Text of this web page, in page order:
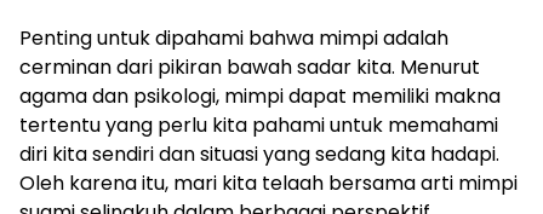
Penting untuk dipahami bahwa mimpi adalah
cerminan dari pikiran bawah sadar kita. Menurut
agama dan psikologi, mimpi dapat memiliki makna
tertentu yang perlu kita pahami untuk memahami
diri kita sendiri dan situasi yang sedang kita hadapi.
Oleh karena itu, mari kita telaah bersama arti mimpi